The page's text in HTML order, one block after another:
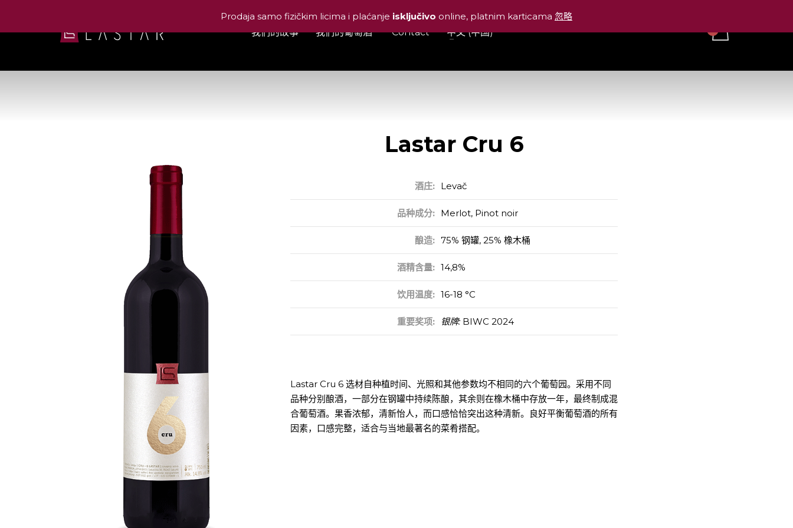
我们的故事 我们的葡萄酒 Contact 中文 (中国)
Lastar Cru 6
Lastar Cru 6
酒庄: Levač
品种成分: Merlot, Pinot noir
酿造: 75% 钢罐, 25% 橡木桶
酒精含量: 14,8%
饮用温度: 16-18 °C
重要奖项: 银牌: BIWC 2024
Lastar Cru 6 选材自种植时间、光照和其他参数均不相同的六个葡萄园。采用不同
品种分别酿酒，一部分在钢罐中持续陈酿，其余则在橡木桶中存放一年，最终制成混
合葡萄酒。果香浓郁，清新怡人，而口感恰恰突出这种清新。良好平衡葡萄酒的所有
因素，口感完整，适合与当地最著名的菜肴搭配。
Prodaja samo fizičkim licima i plaćanje isključivo online, platnim karticama 忽略